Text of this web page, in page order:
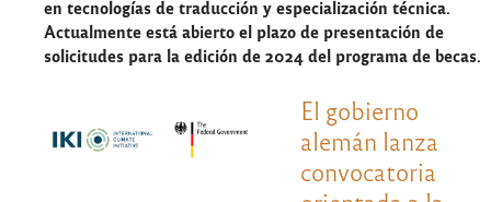
en tecnologías de traducción y especialización técnica.
Actualmente está abierto el plazo de presentación de
solicitudes para la edición de 2024 del programa de becas.
El gobierno
alemán lanza
convocatoria